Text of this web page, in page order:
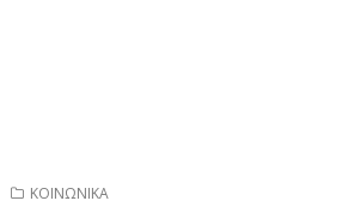
ΚΟΙΝΩΝΙΚΑ